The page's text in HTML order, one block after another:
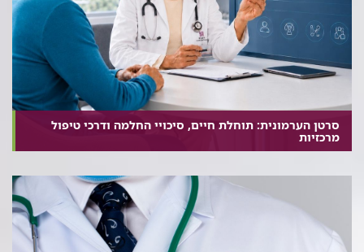
סרטן הערמונית: תוחלת חיים, סיכויי החלמה ודרכי טיפול
מרכזיות